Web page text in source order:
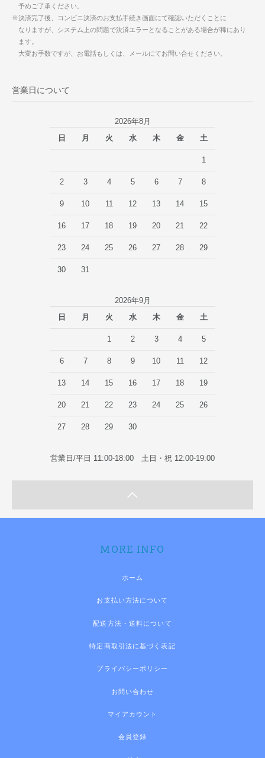
予めご了承ください。
※決済完了後、コンビニ決済のお支払手続き画面にて確認いただくことに
なりますが、システム上の問題で決済エラーとなることがある場合が稀にあり
ます。
大変お手数ですが、お電話もしくは、メールにてお問い合せください。
営業日について
2026年8月
日
月 火 水 木 金 土
1
2 3 4 5 6 7 8
9 10 11 12 13 14 15
16 17 18 19 20 21 22
23 24 25 26 27 28 29
30 31
2026年9月
日
月 火 水 木 金 土
1 2 3 4 5
6 7 8 9 10 11 12
13 14 15 16 17 18 19
20 21 22 23 24 25 26
27 28 29 30
営業日/平日 11:00-18:00 土日・祝 12:00-19:00
MORE INFO
ホーム
お支払い方法について
配送方法・送料について
特定商取引法に基づく表記
プライバシーポリシー
お問い合わせ
マイアカウント
会員登録